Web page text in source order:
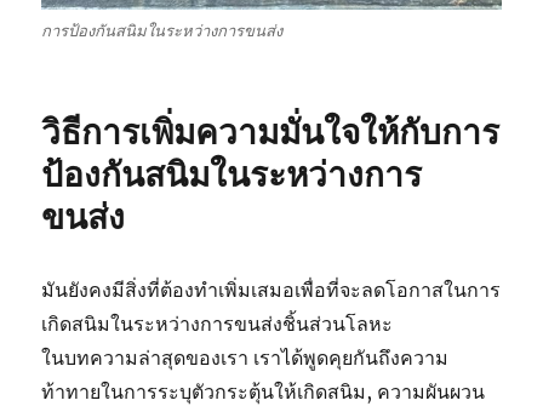
การป้องกันสนิมในระหว่างการขนส่ง
วิธีการเพิ่มความมั่นใจให้กับการ
ป้องกันสนิมในระหว่างการ
ขนส่ง
มันยังคงมีสิ่งที่ต้องทำเพิ่มเสมอเพื่อที่จะลดโอกาสในการ
เกิดสนิมในระหว่างการขนส่งชิ้นส่วนโลหะ
ในบทความล่าสุดของเรา เราได้พูดคุยกันถึงความ
ท้าทายในการระบุตัวกระตุ้นให้เกิดสนิม, ความผันผวน